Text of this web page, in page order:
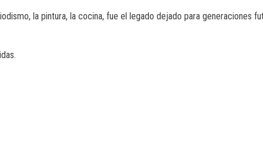
la pintura, la cocina, fue el legado dejado para generaciones